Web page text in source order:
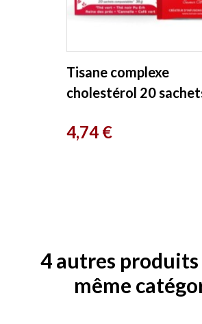
Tisane complexe
cholestérol 20
Prix
4,74 €
4 autres produits
même